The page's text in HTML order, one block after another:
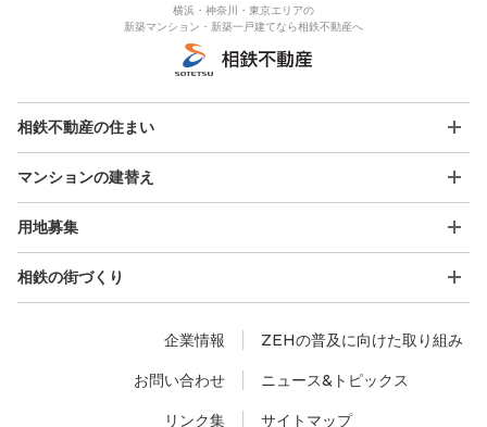
横浜・神奈川・東京エリアの
新築マンション・新築一戸建てなら相鉄不動産へ
相鉄不動産の住まい
マンションの建替え
用地募集
相鉄の街づくり
企業情報 ZEHの普及に向けた取り組み
お問い合わせ ニュース&トピックス
リンク集 サイトマップ